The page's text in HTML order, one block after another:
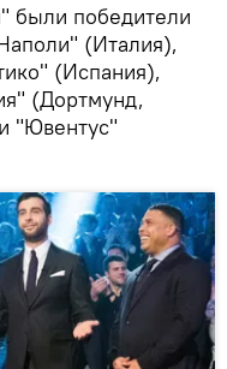
были победители
(Италия),
(Испания),
(Дортмунд,
"Ювентус"